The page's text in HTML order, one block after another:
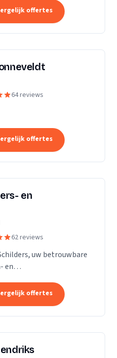
heb al meerdere
offertes
64 reviews
offertes
en
62 reviews
uw betrouwbare
en
provincie Noord-Holland,
offertes